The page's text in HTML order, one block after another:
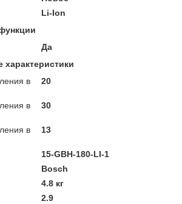
Li-Ion
Да
характеристики
в
20
в
30
в
13
15-GBH-180-LI-1
Bosch
4.8 кг
2.9